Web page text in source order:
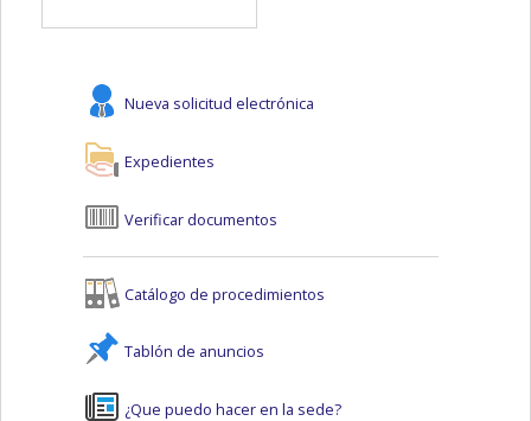
Nueva solicitud electrónica
Expedientes
Verificar documentos
Catálogo de procedimientos
Tablón de anuncios
¿Que puedo hacer en la sede?